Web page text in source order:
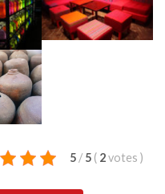
5 / 5 ( 2votes )